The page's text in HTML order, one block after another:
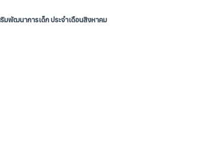
มพัฒนาการเด็ก ประจำเดือนสิงหาคม